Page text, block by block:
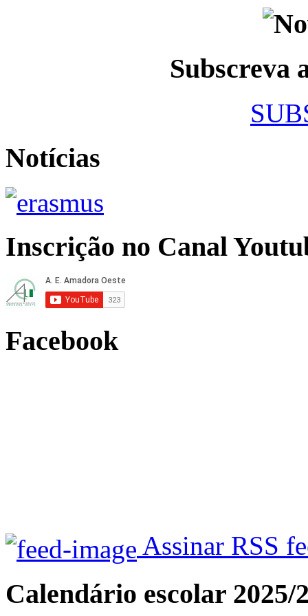
Subscreva
Notícias
Inscrição no Canal
Facebook
Assinar RSS
Calendário escolar 2025/